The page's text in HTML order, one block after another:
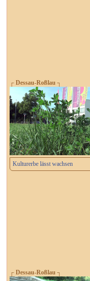
┌ Dessau-Roßlau ┐
Kulturerbe lässt wachsen
┌ Dessau-Roßlau ┐